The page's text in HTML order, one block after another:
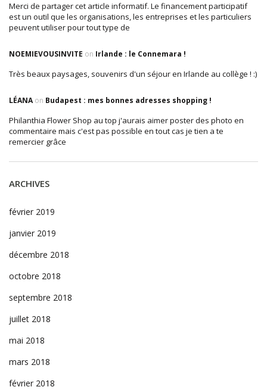
Merci de partager cet article informatif. Le financement participatif
est un outil que les organisations, les entreprises et les particuliers
peuvent utiliser pour tout type de
NOEMIEVOUSINVITE on Irlande : le Connemara !
Très beaux paysages, souvenirs d'un séjour en Irlande au collège ! :)
LÉANAon Budapest : mes bonnes adresses shopping !
Philanthia Flower Shop au top j'aurais aimer poster des photo en
commentaire mais c'est pas possible en tout cas je tien a te
remercier grâce
ARCHIVES
février 2019
janvier 2019
décembre 2018
octobre 2018
septembre 2018
juillet 2018
mai 2018
mars 2018
février 2018